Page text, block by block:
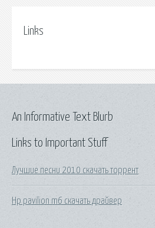
Links
Links to Important Stuff
Лучшие песни 2010 скачать торрент
Hp pavilion m6 скачать драйвер
An Informative Text Blurb